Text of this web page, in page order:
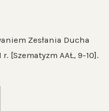
Zesłania Ducha
[Szematyzm AAŁ, 9-10].